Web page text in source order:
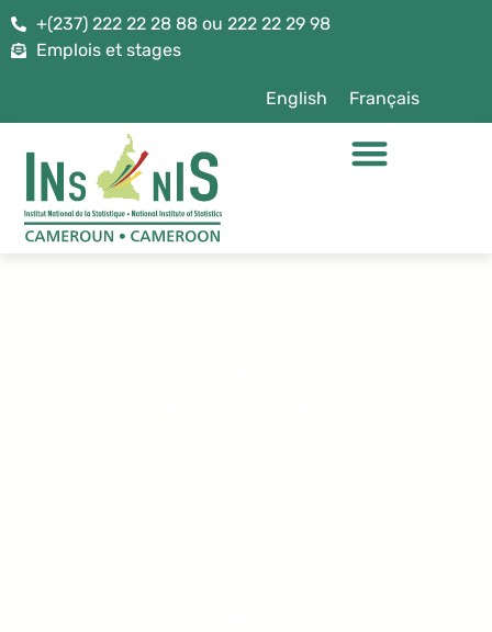
+(237) 222 22 28 88 ou 222 22 29 98
Emplois et stages
English Français